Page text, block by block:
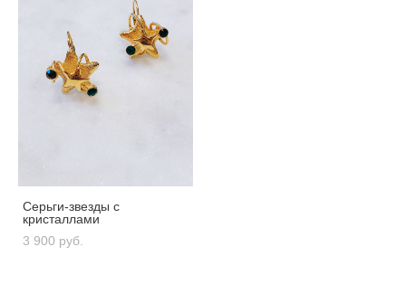
Серьги-звезды с
кристаллами
3 900 pуб.